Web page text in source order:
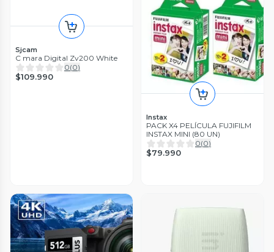
Sjcam
C mara Digital Zv200 White
0(0)
$109.990
Instax
PACK X4 PELÍCULA FUJIFILM
INSTAX MINI (80 UN)
0(0)
$79.990